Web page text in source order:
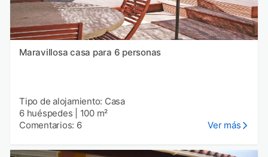
Maravillosa casa para 6 personas
Tipo de alojamiento: Casa
6 huéspedes
100 m²
Comentarios: 6
Ver más